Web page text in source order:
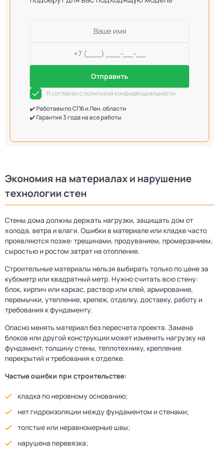
Отправить
Я согласен с политикой конфиденциальности
✔️ Работаем по СПб и Лен. области
✔️ Гарантия 3 года на все работы
Экономия на материалах и нарушение
технологии стен
Стены дома должны держать нагрузки, защищать дом от
холода, ветра и влаги. Ошибки в материале или кладке часто
проявляются позже: трещинами, продуванием, промерзанием,
сыростью и ростом затрат на отопление.
Строительные материалы нельзя выбирать только по цене за
кубометр или квадратный метр. Нужно считать всю стену:
блок, кирпич или каркас, раствор или клей, армирование,
перемычки, утепление, крепеж, отделку, доставку, работу и
требования к фундаменту.
Опасно менять материал без пересчета проекта. Замена
блоков или другой конструкции может изменить нагрузку на
фундамент, толщину стены, теплотехнику, крепление
перекрытий и требования к отделке.
Частые ошибки при строительстве:
кладка по неровному основанию;
нет гидроизоляции между фундаментом и стенами;
толстые или неравномерные швы;
нарушена перевязка;